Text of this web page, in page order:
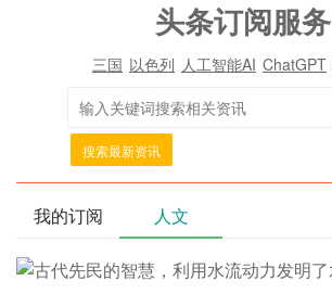
头条订阅服务
三国 以色列 人工智能AI ChatGPT
搜索最新资讯
我的订阅 人文